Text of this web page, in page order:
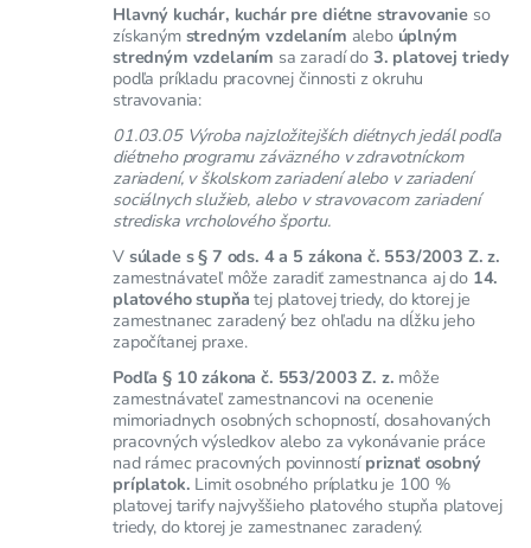
Hlavný kuchár, kuchár pre diétne stravovanie so
získaným stredným vzdelaním alebo úplným
stredným vzdelaním sa zaradí do 3. platovej triedy
podľa príkladu pracovnej činnosti z okruhu
stravovania:
01.03.05 Výroba najzložitejších diétnych jedál podľa
diétneho programu záväzného v zdravotníckom
zariadení, v školskom zariadení alebo v zariadení
sociálnych služieb, alebo v stravovacom zariadení
strediska vrcholového športu.
Vsúlade s § 7 ods. 4 a 5 zákona č. 553/2003 Z. z.
zamestnávateľ môže zaradiť zamestnanca aj do 14.
platového stupňa tej platovej triedy, do ktorej je
zamestnanec zaradený bez ohľadu na dĺžku jeho
započítanej praxe.
Podľa § 10 zákona č. 553/2003 Z. z. môže
zamestnávateľ zamestnancovi na ocenenie
mimoriadnych osobných schopností, dosahovaných
pracovných výsledkov alebo za vykonávanie práce
nad rámec pracovných povinností priznať osobný
príplatok. Limit osobného príplatku je 100 %
platovej tarify najvyššieho platového stupňa platovej
triedy, do ktorej je zamestnanec zaradený.